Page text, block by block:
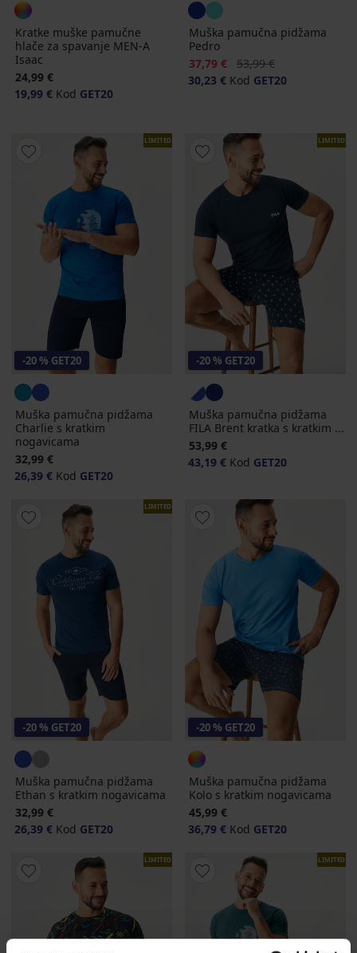
Kratke muške pamučne
hlače za spavanje MEN-A
Isaac
24,99 €
19,99 € Kod GET20
Muška pamučna pidžama
Pedro
Popust
37,79 € Prvobitna cijena
53,99 €
30,23 € Kod GET20
LIMITED
-20 % GET20
Muška pamučna pidžama
Charlie s kratkim
nogavicama
32,99 €
26,39 € Kod GET20
LIMITED
-20 % GET20
Muška pamučna pidžama
FILA Brent kratka s kratkim ...
53,99 €
43,19 € Kod GET20
LIMITED
-20 % GET20
Muška pamučna pidžama
Ethan s kratkim nogavicama
32,99 €
26,39 € Kod GET20
-20 % GET20
Muška pamučna pidžama
Kolo s kratkim nogavicama
45,99 €
36,79 € Kod GET20
LIMITED LIMITED